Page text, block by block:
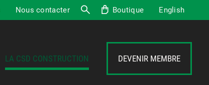
Nous contacter Boutique English
LA CSD CONSTRUCTION DEVENIR MEMBRE